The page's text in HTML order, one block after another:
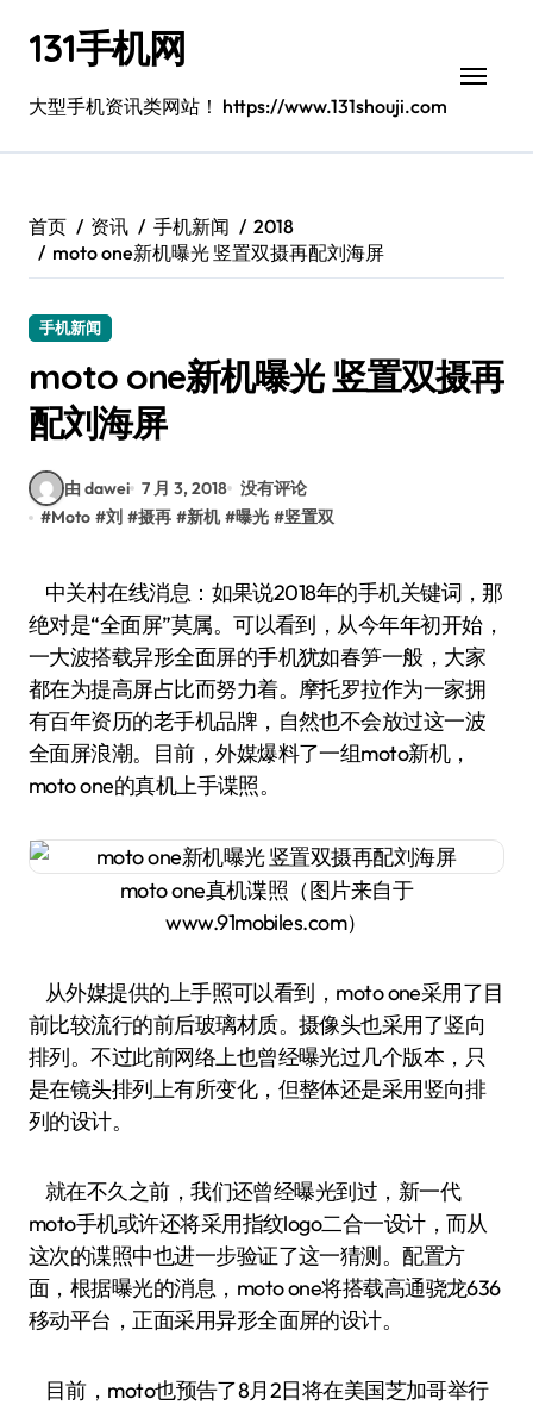
131手机网
大型手机资讯类网站！ https://www.131shouji.com
首页 资讯 手机新闻
2018
moto one新机曝光 竖置双摄再配刘海屏
手机新闻
moto one新机曝光 竖置双摄再
配刘海屏
由 dawei 7 月 3, 2018 没有评论
#Moto #刘 #摄再 #新机 #曝光 #竖置双
中关村在线消息：如果说2018年的手机关键词，那
绝对是“全面屏”莫属。可以看到，从今年年初开始，
一大波搭载异形全面屏的手机犹如春笋一般，大家
都在为提高屏占比而努力着。摩托罗拉作为一家拥
有百年资历的老手机品牌，自然也不会放过这一波
全面屏浪潮。目前，外媒爆料了一组moto新机，
moto one的真机上手谍照。
moto one真机谍照（图片来自于
www.91mobiles.com）
从外媒提供的上手照可以看到，moto one采用了目
前比较流行的前后玻璃材质。摄像头也采用了竖向
排列。不过此前网络上也曾经曝光过几个版本，只
是在镜头排列上有所变化，但整体还是采用竖向排
列的设计。
就在不久之前，我们还曾经曝光到过，新一代
moto手机或许还将采用指纹logo二合一设计，而从
这次的谍照中也进一步验证了这一猜测。配置方
面，根据曝光的消息，moto one将搭载高通骁龙636
移动平台，正面采用异形全面屏的设计。
目前，moto也预告了8月2日将在美国芝加哥举行